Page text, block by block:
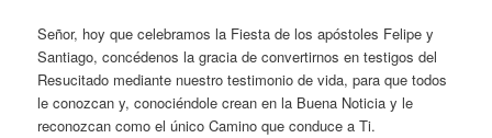
Señor, hoy que celebramos la Fiesta de los apóstoles Felipe y
Santiago, concédenos la gracia de convertirnos en testigos del
Resucitado mediante nuestro testimonio de vida, para que todos
le conozcan y, conociéndole crean en la Buena Noticia y le
reconozcan como el único Camino que conduce a Ti.